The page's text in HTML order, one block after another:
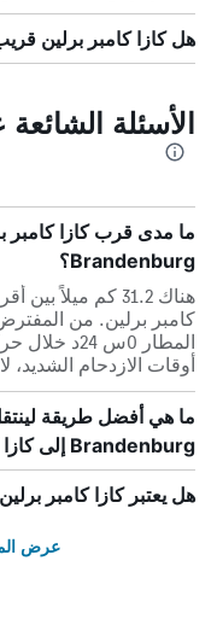
هل كازا كامبر برلين
الأسئلة
ما مدى قرب كازا كامبر
Brandenburg؟
كامبر برلين. من
المطار 0س
أوقات الازدحام الشديد،
ما هي أفضل طريقة
Brandenburg إلى كازا كامبر برلين؟
هل يعتبر كازا كامبر
عرض